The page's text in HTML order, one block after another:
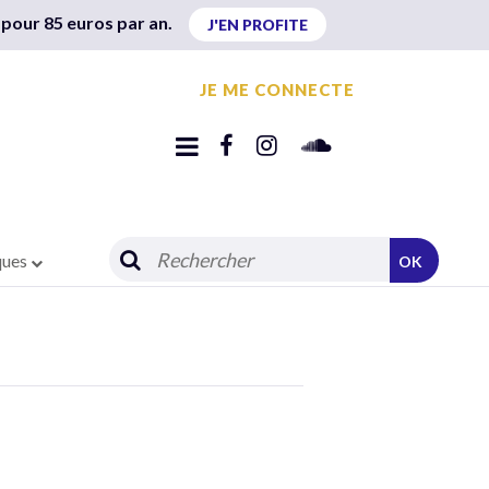
85 euros par an. J'EN PROFITE
JE ME CONNECTE
OK